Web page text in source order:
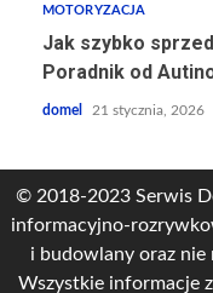
MOTORYZACJA
Jak szybko
Poradnik od
domel 21 stycznia, 2026
© 2018-2023 Serwis
informacyjno-
i budowlany oraz nie
Wszystkie informacje